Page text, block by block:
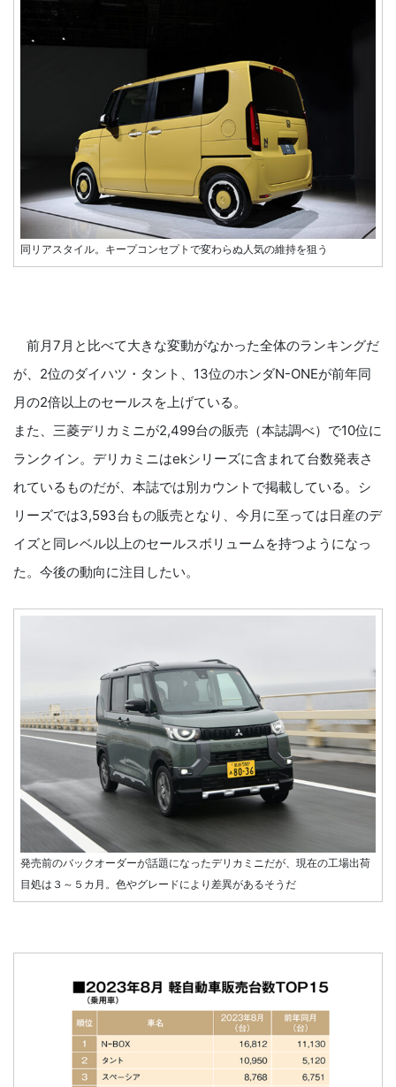
同リアスタイル。キープコンセプトで変わらぬ人気の維持を狙う
前月7月と比べて大きな変動がなかった全体のランキングだ
が、2位のダイハツ・タント、13位のホンダN-ONEが前年同
月の2倍以上のセールスを上げている。
また、三菱デリカミニが2,499台の販売（本誌調べ）で10位に
ランクイン。デリカミニはekシリーズに含まれて台数発表さ
れているものだが、本誌では別カウントで掲載している。シ
リーズでは3,593台もの販売となり、今月に至っては日産のデ
イズと同レベル以上のセールスボリュームを持つようになっ
た。今後の動向に注目したい。
発売前のバックオーダーが話題になったデリカミニだが、現在の工場出荷
目処は３～５カ月。色やグレードにより差異があるそうだ